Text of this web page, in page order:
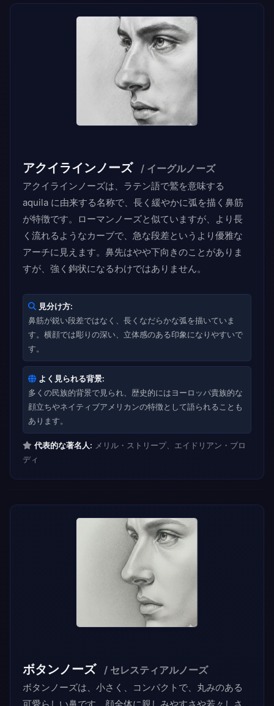
アクイラインノーズ / イーグルノーズ
アクイラインノーズは、ラテン語で鷲を意味する
aquila に由来する名称で、長く緩やかに弧を描く鼻筋
が特徴です。ローマンノーズと似ていますが、より長
く流れるようなカーブで、急な段差というより優雅な
アーチに見えます。鼻先はやや下向きのことがありま
すが、強く鉤状になるわけではありません。
見分け方:
鼻筋が鋭い段差ではなく、長くなだらかな弧を描いていま
す。横顔では彫りの深い、立体感のある印象になりやすいで
す。
よく見られる背景:
多くの民族的背景で見られ、歴史的にはヨーロッパ貴族的な
顔立ちやネイティブアメリカンの特徴として語られることも
あります。
代表的な著名人: メリル・ストリープ、エイドリアン・ブロ
ディ
ボタンノーズ / セレスティアルノーズ
ボタンノーズは、小さく、コンパクトで、丸みのある